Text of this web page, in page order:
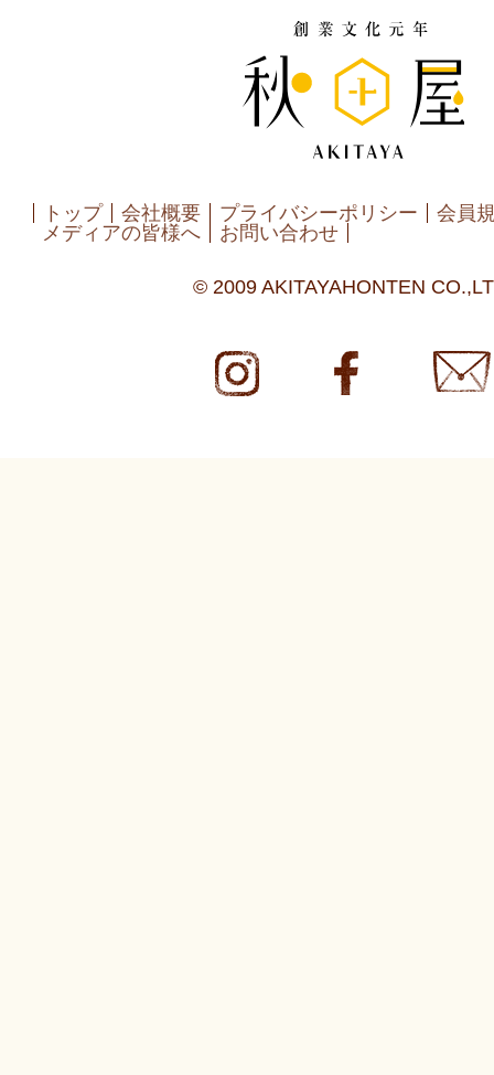
トップ 会社概要 プライバシーポリシー
会員
メディアの皆様へ
お問い合わせ
© 2009 AKITAYAHONTEN